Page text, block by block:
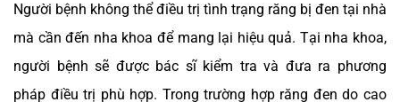
Người bệnh không thể điều trị tình trạng răng bị đen tại nhà
mà cần đến nha khoa để mang lại hiệu quả. Tại nha khoa,
người bệnh sẽ được bác sĩ kiểm tra và đưa ra phương
pháp điều trị phù hợp. Trong trường hợp răng đen do cao